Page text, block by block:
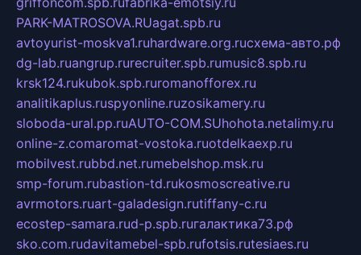
PARK-MATROSOVA.RUagat.spb.ru
avtoyurist-moskva1.ruhardware.org.ruсхема-авто.рф
dg-lab.ruangrup.rurecruiter.spb.rumusic8.spb.ru
krsk124.rukubok.spb.ruromanofforex.ru
analitikaplus.ruspyonline.ruzosikamery.ru
sloboda-ural.pp.ruAUTO-COM.SUhohota.netalimy.ru
online-z.comaromat-vostoka.ruotdelkaexp.ru
mobilvest.rubbd.net.rumebelshop.msk.ru
smp-forum.rubastion-td.rukosmoscreative.ru
avrmotors.ruart-galadesign.rutiffany-c.ru
ecostep-samara.rud-p.spb.ruгалактика73.рф
sko.com.rudavitamebel-spb.rufotsis.rutesiaes.ru